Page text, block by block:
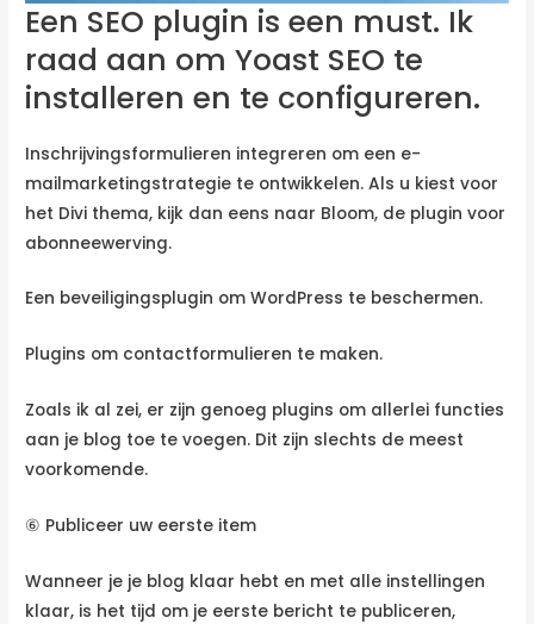
Een SEO plugin is een must. Ik
raad aan om Yoast SEO te
installeren en te configureren.
Inschrijvingsformulieren integreren om een e-
mailmarketingstrategie te ontwikkelen. Als u kiest voor
het Divi thema, kijk dan eens naar Bloom, de plugin voor
abonneewerving.
Een beveiligingsplugin om WordPress te beschermen.
Plugins om contactformulieren te maken.
Zoals ik al zei, er zijn genoeg plugins om allerlei functies
aan je blog toe te voegen. Dit zijn slechts de meest
voorkomende.
⑥ Publiceer uw eerste item
Wanneer je je blog klaar hebt en met alle instellingen
klaar, is het tijd om je eerste bericht te publiceren,